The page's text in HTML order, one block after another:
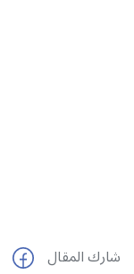
شارك المقال